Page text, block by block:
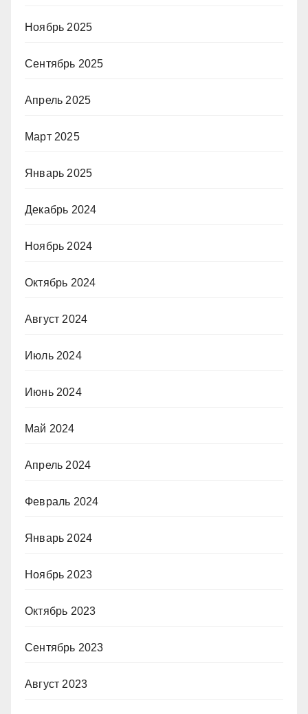
Ноябрь 2025
Сентябрь 2025
Апрель 2025
Март 2025
Январь 2025
Декабрь 2024
Ноябрь 2024
Октябрь 2024
Август 2024
Июль 2024
Июнь 2024
Май 2024
Апрель 2024
Февраль 2024
Январь 2024
Ноябрь 2023
Октябрь 2023
Сентябрь 2023
Август 2023